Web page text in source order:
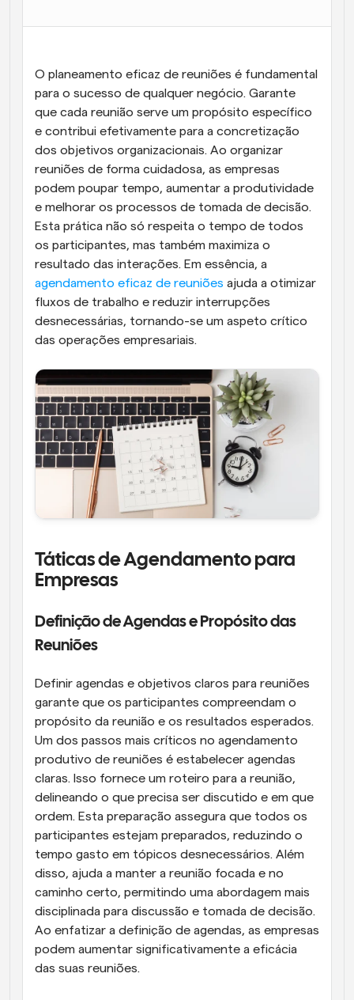
Agendamento potenciado com chamadas
impulsionadas por IA
Fluxos de trabalho
Blogue
Mantenha-se atualizado com as últimas notícias e
atualizações
Reuniões Instantâneas
Reunião com clientes em minutos
Links de Grupo Dinâmico
Agende reuniões de forma fluida com várias pessoas
Webhooks
Receba notificações quando algo acontecer
O planeamento eficaz de reuniões é fundamental
para o sucesso de qualquer negócio. Garante
que cada reunião serve um propósito específico
e contribui efetivamente para a concretização
dos objetivos organizacionais. Ao organizar
reuniões de forma cuidadosa, as empresas
podem poupar tempo, aumentar a produtividade
e melhorar os processos de tomada de decisão.
Esta prática não só respeita o tempo de todos
os participantes, mas também maximiza o
agendamento eficaz de reuniões ajuda a otimizar
fluxos de trabalho e reduzir interrupções
desnecessárias, tornando-se um aspeto crítico
das operações empresariais.
Táticas de Agendamento para
Empresas
Definição de Agendas e Propósito das
Reuniões
Definir agendas e objetivos claros para reuniões
garante que os participantes compreendam o
propósito da reunião e os resultados esperados.
Um dos passos mais críticos no agendamento
produtivo de reuniões é estabelecer agendas
claras. Isso fornece um roteiro para a reunião,
delineando o que precisa ser discutido e em que
ordem. Esta preparação assegura que todos os
participantes estejam preparados, reduzindo o
tempo gasto em tópicos desnecessários. Além
disso, ajuda a manter a reunião focada e no
caminho certo, permitindo uma abordagem mais
disciplinada para discussão e tomada de decisão.
Ao enfatizar a definição de agendas, as empresas
podem aumentar significativamente a eficácia
das suas reuniões.